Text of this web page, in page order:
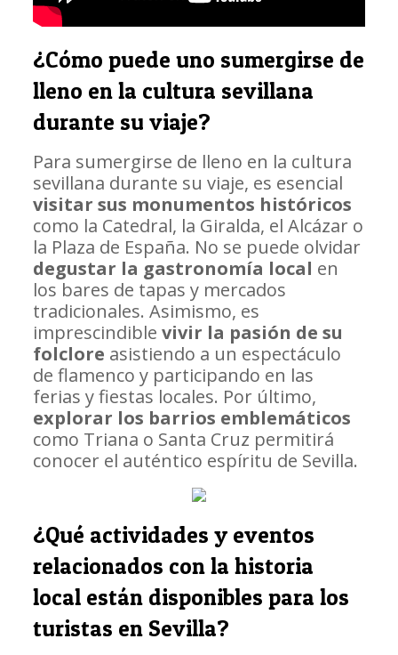
¿Cómo puede uno sumergirse de
lleno en la cultura sevillana
durante su viaje?
Para sumergirse de lleno en la cultura
sevillana durante su viaje, es esencial
visitar sus monumentos históricos
como la Catedral, la Giralda, el Alcázar o
la Plaza de España. No se puede olvidar
degustar la gastronomía local en
los bares de tapas y mercados
tradicionales. Asimismo, es
imprescindible vivir la pasión de su
folclore asistiendo a un espectáculo
de flamenco y participando en las
ferias y fiestas locales. Por último,
explorar los barrios emblemáticos
como Triana o Santa Cruz permitirá
conocer el auténtico espíritu de Sevilla.
¿Qué actividades y eventos
relacionados con la historia
local están disponibles para los
turistas en Sevilla?